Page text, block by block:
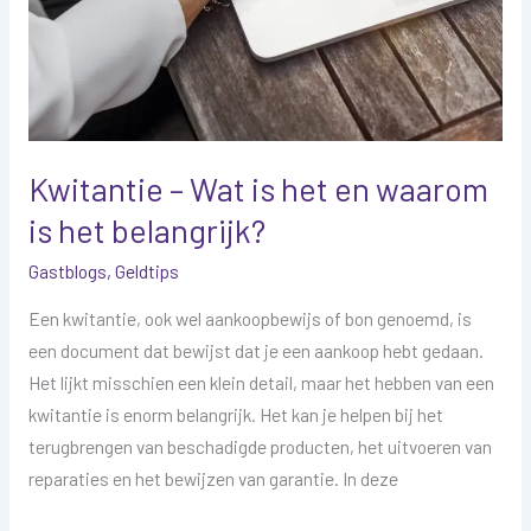
Kwitantie – Wat is het en waarom
is het belangrijk?
Gastblogs, Geldtips
Een kwitantie, ook wel aankoopbewijs of bon genoemd, is
een document dat bewijst dat je een aankoop hebt gedaan.
Het lijkt misschien een klein detail, maar het hebben van een
kwitantie is enorm belangrijk. Het kan je helpen bij het
terugbrengen van beschadigde producten, het uitvoeren van
reparaties en het bewijzen van garantie. In deze